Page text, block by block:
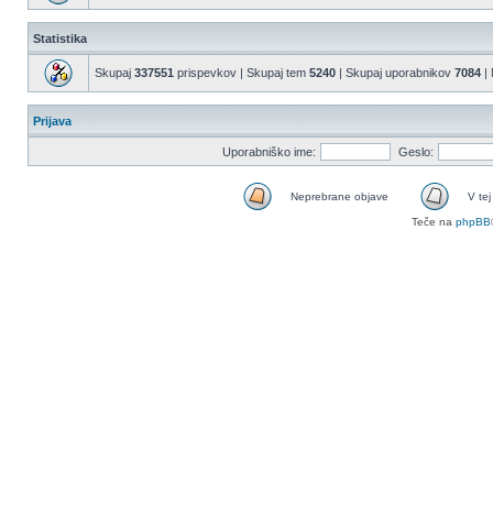
Statistika
Skupaj 337551 prispevkov | Skupaj tem 5240 | Skupaj uporabnikov 7084 |
Prijava
Uporabniško ime: Geslo:
Neprebrane objave V tej
Teče na phpBB